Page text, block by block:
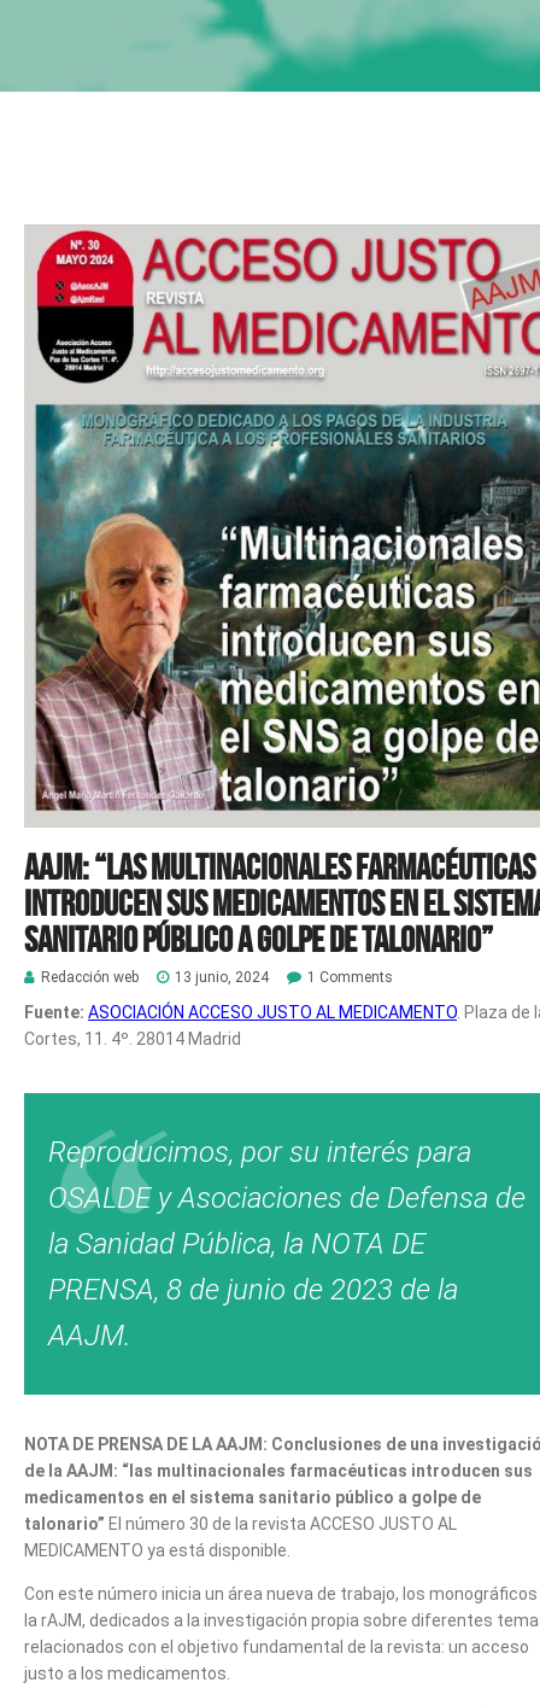
AAJM: “las multinacionales farmacéuticas
introducen sus medicamentos en el
sanitario público a golpe de talonario”
Redacción web 13 junio, 2024 1 Comments
Fuente: ASOCIACIÓN ACCESO JUSTO AL MEDICAMENTO . Plaza de
Cortes, 11. 4º. 28014 Madrid
Reproducimos, por su interés para
OSALDE y Asociaciones de Defensa de
la Sanidad Pública, la NOTA DE
PRENSA, 8 de junio de 2023 de la
AAJM.
NOTA DE PRENSA DE LA AAJM: Conclusiones de una
de la AAJM: “las multinacionales farmacéuticas introducen sus
medicamentos en el sistema sanitario público a golpe de
talonario” El número 30 de la revista ACCESO JUSTO AL
MEDICAMENTO ya está disponible.
Con este número inicia un área nueva de trabajo, los monográficos
la rAJM, dedicados a la investigación propia sobre diferentes
relacionados con el objetivo fundamental de la revista: un acceso
justo a los medicamentos.